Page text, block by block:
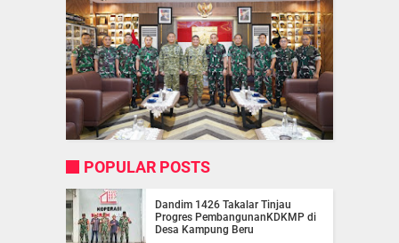
POPULAR POSTS
Dandim 1426 Takalar Tinjau
Progres PembangunanKDKMP di
Desa Kampung Beru